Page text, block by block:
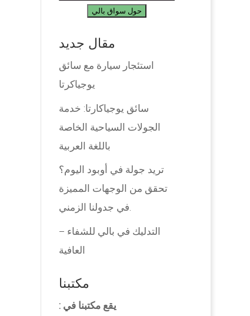
حول سواق بالي
مقال جديد
استئجار سيارة مع سائق
يوجياكرتا
سائق يوجياكارتا: خدمة
الجولات السياحية الخاصة
باللغة العربية
تريد جولة في أوبود اليوم؟
تحقق من الوجهات المميزة
في جدولنا الزمني.
التدليك في بالي للشفاء –
العافية
مكتبنا
يقع مكتبنا في :